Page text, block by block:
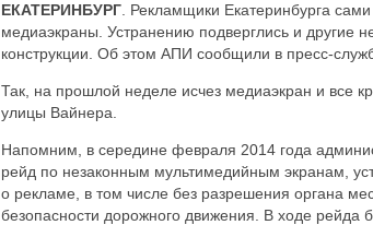
ЕКАТЕРИНБУРГ . Рекламщики Екатеринбурга
медиаэкраны. Устранению подверглись и другие
конструкции. Об этом АПИ сообщили в пресс-
Так, на прошлой неделе исчез медиаэкран и все
улицы Вайнера.
Напомним, в середине февраля 2014 года
рейд по незаконным мультимедийным экранам,
о рекламе, в том числе без разрешения органа
безопасности дорожного движения. В ходе рейда